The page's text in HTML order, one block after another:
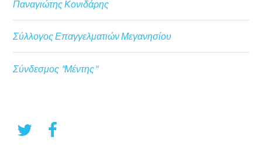
Παναγιώτης Κονιδάρης
Σύλλογος Επαγγελματιών Μεγανησίου
Σύνδεσμος "Μέντης"